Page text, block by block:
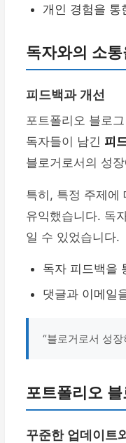
개인 경험을 통
독자와의 소
피드백과 개선
포트폴리오 블로
독자들이 남긴 피
블로거로서의 성
특히, 특정 주제에
유익했습니다. 독
일 수 있었습니다.
독자 피드백을
댓글과 이메일
“블로거로서 성
포트폴리오 블
꾸준한 업데이트